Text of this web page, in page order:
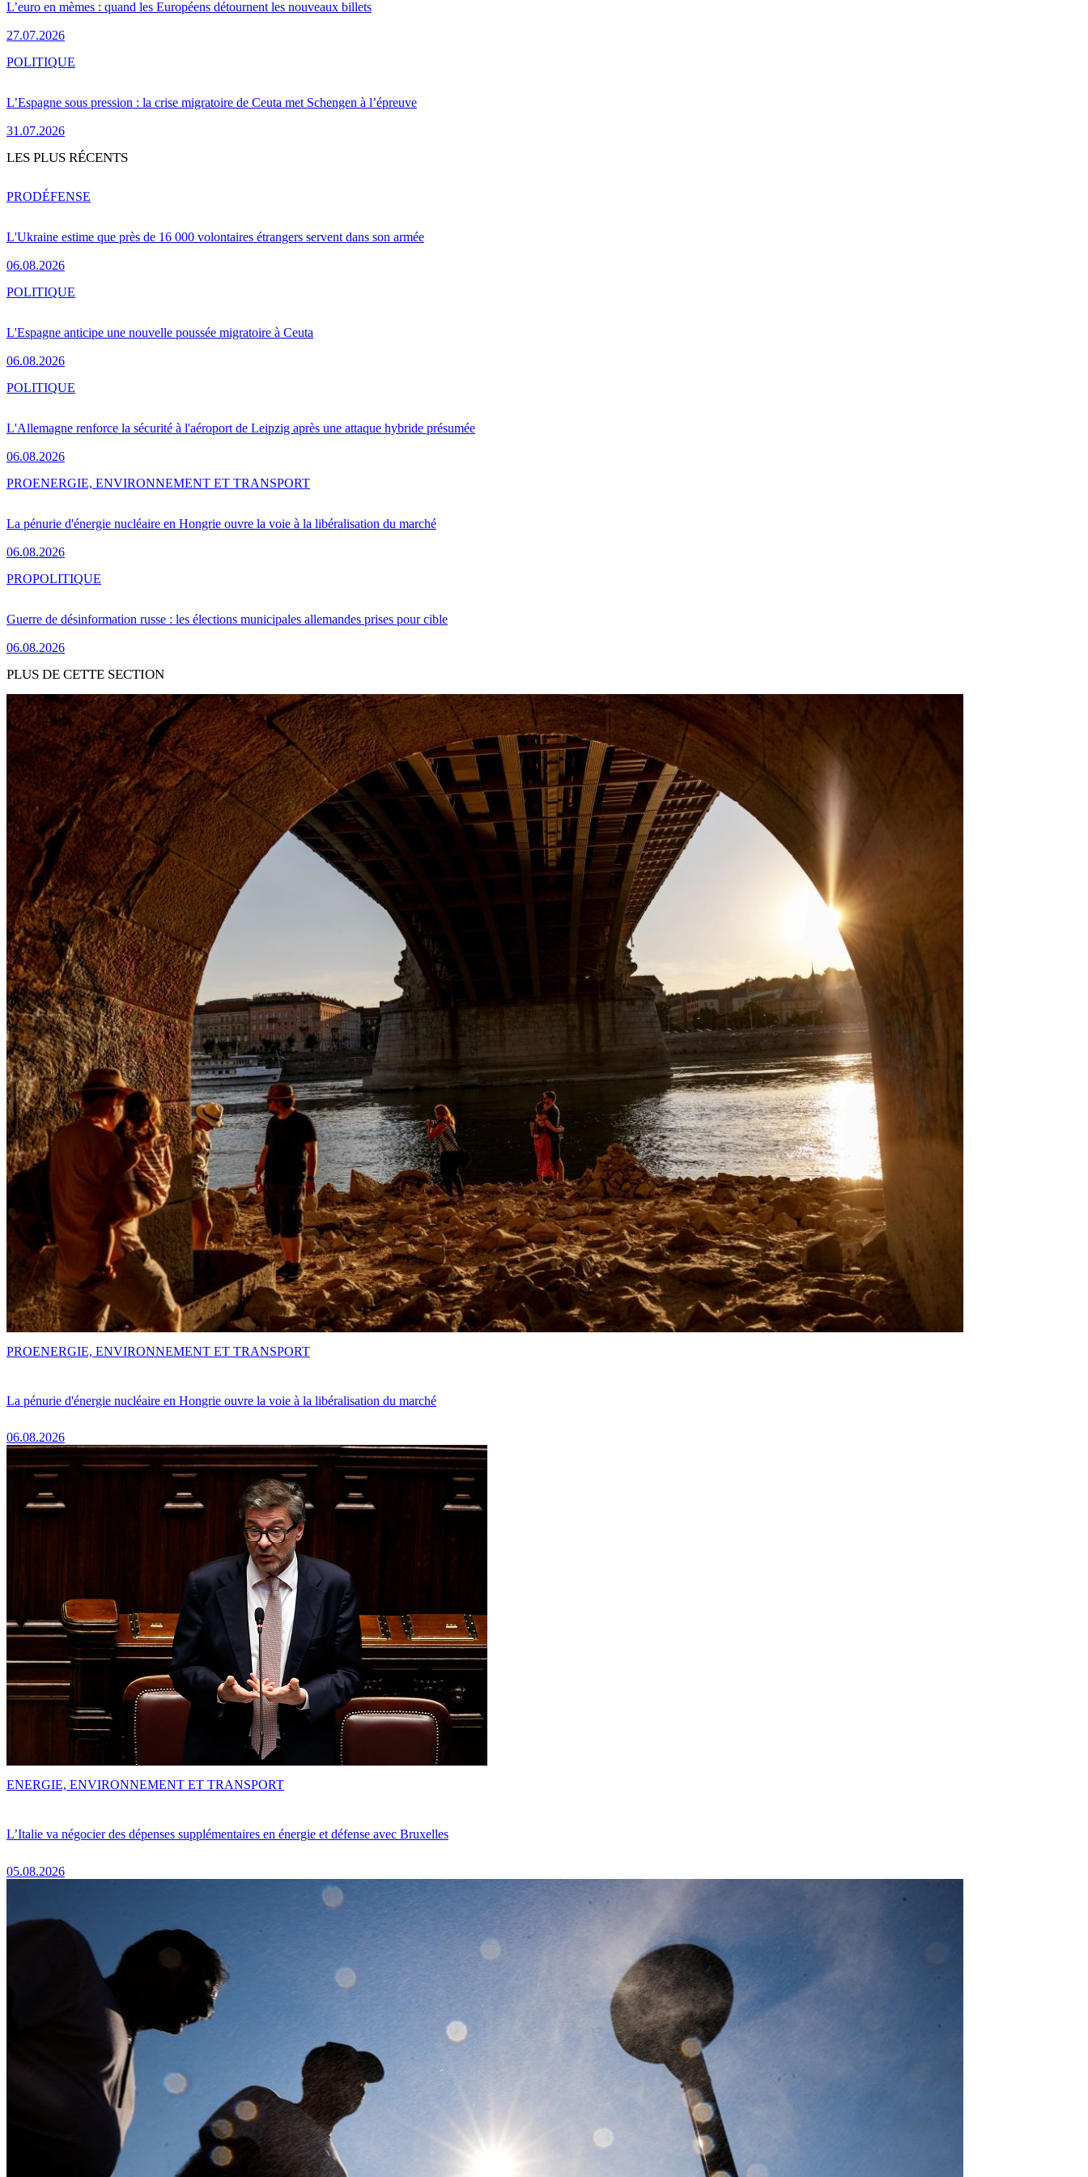
L’euro en mèmes : quand les Européens détournent les nouveaux billets
27.07.2026
L’Espagne sous pression : la crise migratoire de Ceuta met Schengen à l’épreuve
31.07.2026
POLITIQUE
LES PLUS RÉCENTS
L'Ukraine estime que près de 16 000 volontaires étrangers servent dans son armée
06.08.2026
PRODÉFENSE
L'Espagne anticipe une nouvelle poussée migratoire à Ceuta
06.08.2026
POLITIQUE
L'Allemagne renforce la sécurité à l'aéroport de Leipzig après une attaque hybride présumée
06.08.2026
POLITIQUE
La pénurie d'énergie nucléaire en Hongrie ouvre la voie à la libéralisation du marché
06.08.2026
PROENERGIE, ENVIRONNEMENT ET TRANSPORT
Guerre de désinformation russe : les élections municipales allemandes prises pour cible
06.08.2026
PROPOLITIQUE
PLUS DE CETTE SECTION
La pénurie d'énergie nucléaire en Hongrie ouvre la voie à la libéralisation du marché
06.08.2026
PROENERGIE, ENVIRONNEMENT ET TRANSPORT
L’Italie va négocier des dépenses supplémentaires en énergie et défense avec Bruxelles
05.08.2026
ENERGIE, ENVIRONNEMENT ET TRANSPORT